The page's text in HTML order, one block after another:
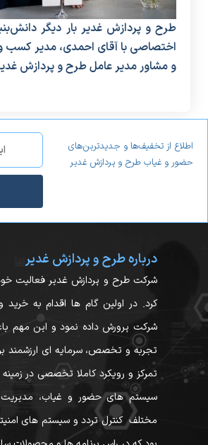
طرح و پردازش غدیر بار دیگر
اختصاصی با آقای احمدی، مدیر کسب و
و مشاور مدیر عامل طرح و پردازش
اطلاع از تخفیف‌ها و جدیدترین‌های
حضور و غیاب طرح و پردازش غدیر
درباره طرح و پردازش غدیر
کرد. در اولین گام ها اقدام به
شرکت پرورش داده نمود و این مهم
تجربه و تخصص، سرمایه ای ارزشمند
تمرکز و رویکرد کاملا تخصصی در زمینه
سیستم های حضور و غیاب، مدیریت
مختلف کنترل تردد و سیستم های